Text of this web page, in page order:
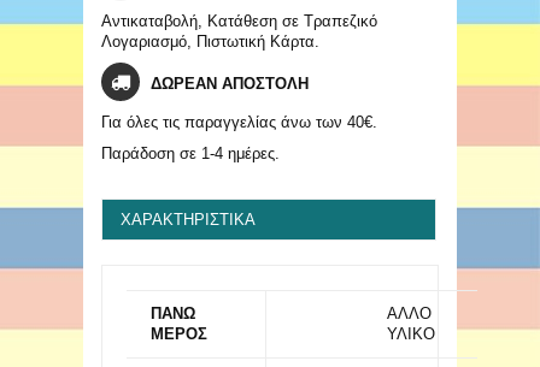
Αντικαταβολή, Κατάθεση σε Τραπεζικό
Λογαριασμό, Πιστωτική Κάρτα.
ΔΩΡΕΑΝ ΑΠΟΣΤΟΛΗ
Για όλες τις παραγγελίας άνω των 40€.
Παράδοση σε 1-4 ημέρες.
ΧΑΡΑΚΤΗΡΙΣΤΙΚΆ
ΠΑΝΩ
ΜΕΡΟΣ
ΑΛΛΟ
ΥΛΙΚΟ